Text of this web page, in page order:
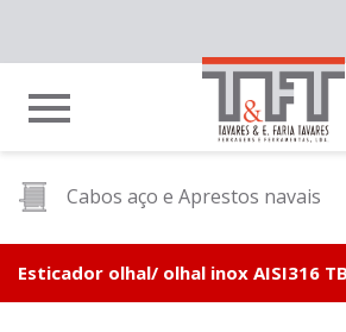
Cabos aço e Aprestos navais
Esticador olhal/ olhal inox AISI316